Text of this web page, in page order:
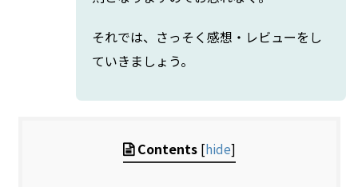
それでは、さっそく感想・レビューをし
ていきましょう。
Contents [hide]